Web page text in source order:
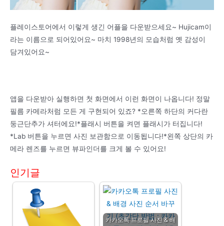
플레이스토어에서 이렇게 생긴 어플을 다운받으세요~ Hujicam이
라는 이름으로 되어있어요~ 마치 1998년의 모습처럼 옛 감성이
담겨있어요~
앱을 다운받아 실행하면 첫 화면에서 이런 화면이 나옵니다! 정말
필름 카메라처럼 모든 게 구현되어 있죠? *오른쪽 하단의 커다란
둥근단추가 셔터에요!*플래시 버튼을 켜면 플래시가 터집니다!
*Lab 버튼을 누르면 사진 보관함으로 이동됩니다!*왼쪽 상단의 카
메라 렌즈를 누르면 뷰파인더를 크게 볼 수 있어요!
인기글
카카오톡 프로필 사진 & 배